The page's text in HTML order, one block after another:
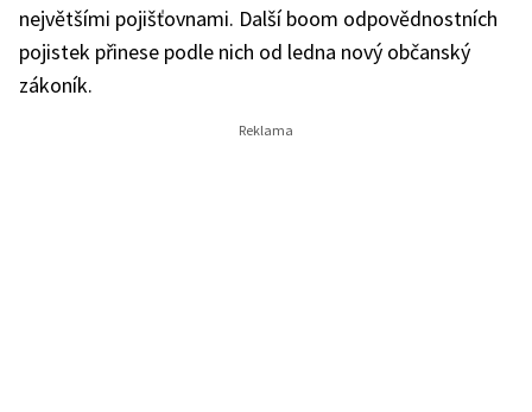
největšími pojišťovnami. Další boom odpovědnostních
pojistek přinese podle nich od ledna nový občanský
zákoník.